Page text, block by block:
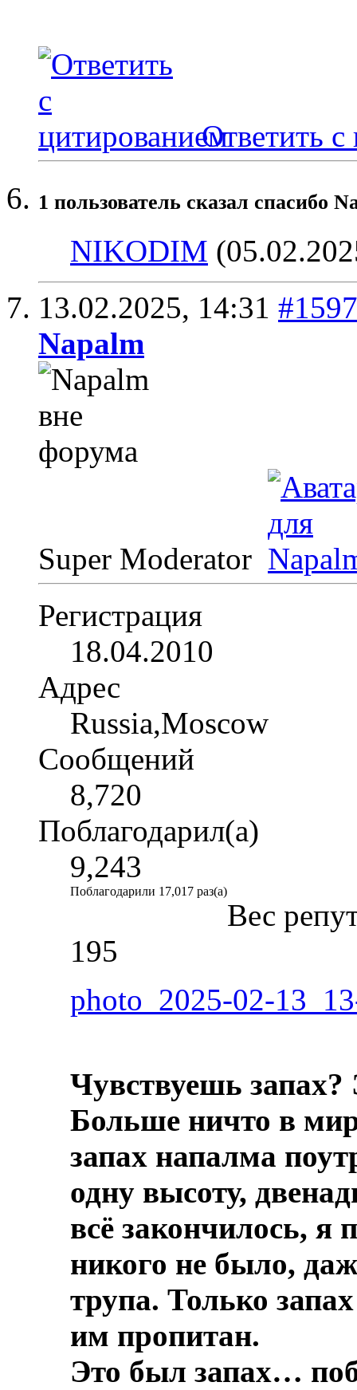
Ответить с
1 пользователь сказал cпасибо
NIKODIM
13.02.2025, 14:31
Napalm
Super Moderator
Регистрация
18.04.2010
Адрес
Russia,Moscow
Сообщений
8,720
Поблагодарил(а)
9,243
Поблагодарили 17,017 раз(а)
Вес
195
photo_2025-02-
Чувствуешь
Больше ничто в
запах напалма
одну высоту,
всё закончилось, я
никого не было,
трупа. Только
им пропитан.
Это был запах…